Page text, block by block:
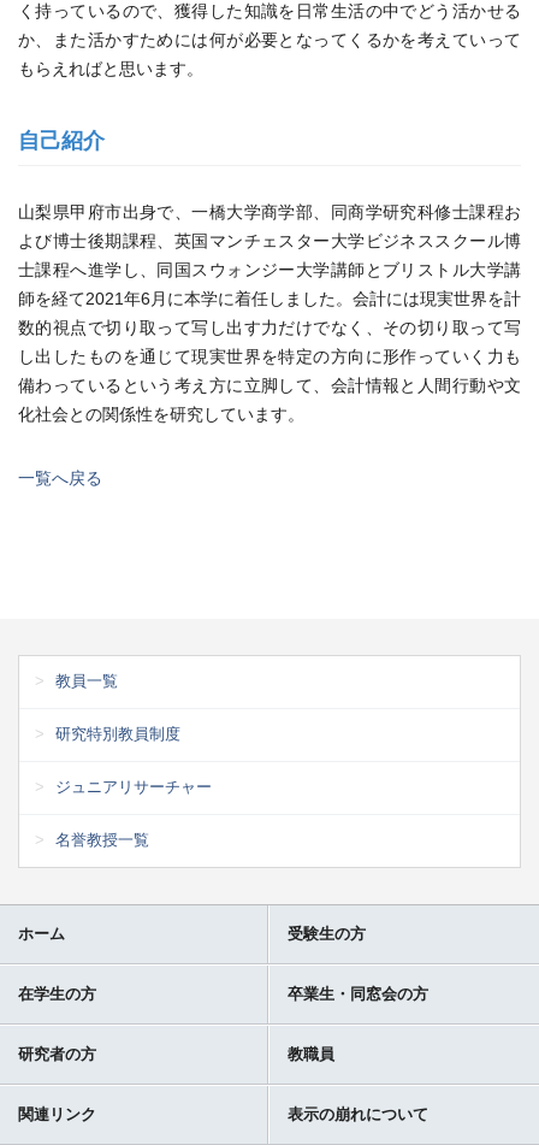
く持っているので、獲得した知識を日常生活の中でどう活かせる
か、また活かすためには何が必要となってくるかを考えていって
もらえればと思います。
自己紹介
山梨県甲府市出身で、一橋大学商学部、同商学研究科修士課程お
よび博士後期課程、英国マンチェスター大学ビジネススクール博
士課程へ進学し、同国スウォンジー大学講師とブリストル大学講
師を経て2021年6月に本学に着任しました。会計には現実世界を計
数的視点で切り取って写し出す力だけでなく、その切り取って写
し出したものを通じて現実世界を特定の方向に形作っていく力も
備わっているという考え方に立脚して、会計情報と人間行動や文
化社会との関係性を研究しています。
一覧へ戻る
教員一覧
研究特別教員制度
ジュニアリサーチャー
名誉教授一覧
ホーム 受験生の方
在学生の方 卒業生・同窓会の方
研究者の方 教職員
関連リンク 表示の崩れについて